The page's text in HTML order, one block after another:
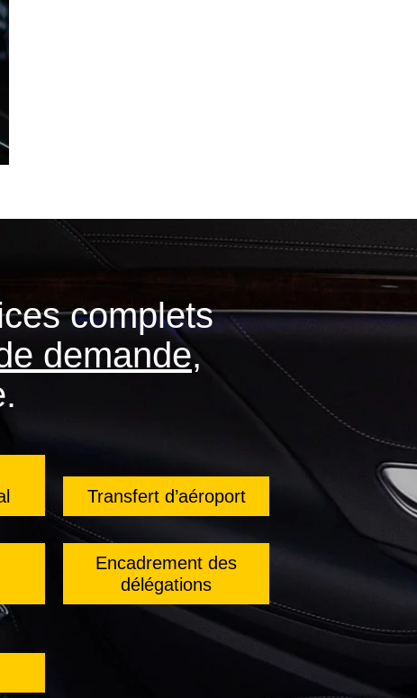
complets
demande,
Transfert d’aéroport
Encadrement des
délégations